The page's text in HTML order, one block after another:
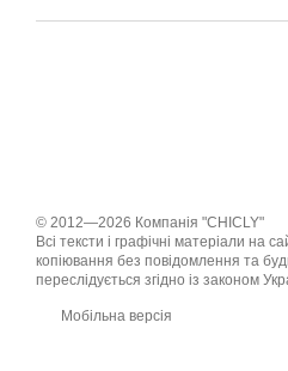
© 2012—2026 Компанія "CHICLY"
Всі тексти і графічні матеріали на
копіювання без повідомлення та
переслідується згідно із законом
Мобільна версія